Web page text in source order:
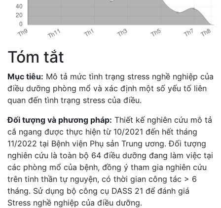
Tóm tắt
Mục tiêu: Mô tả mức tình trạng stress nghề nghiệp của
điều dưỡng phòng mổ và xác định một số yếu tố liên
quan đến tình trạng stress của điều.
Đối tượng và phương pháp: Thiết kế nghiên cứu mô tả
cắ ngang được thực hiện từ 10/2021 đến hết tháng
11/2022 tại Bệnh viện Phụ sản Trung ương. Đối tượng
nghiên cứu là toàn bộ 64 điều dưỡng đang làm việc tại
các phòng mổ của bệnh, đồng ý tham gia nghiên cứu
trên tinh thần tự nguyện, có thời gian công tác > 6
tháng. Sử dụng bộ công cụ DASS 21 để đánh giá
Stress nghề nghiệp của điều dưỡng.